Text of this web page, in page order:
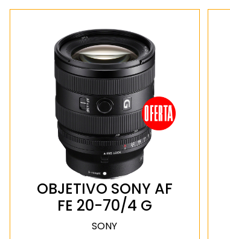
OBJETIVO SONY AF
FE 20-70/4 G
SONY